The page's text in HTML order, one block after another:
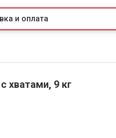
и оплата
хватами, 9 кг